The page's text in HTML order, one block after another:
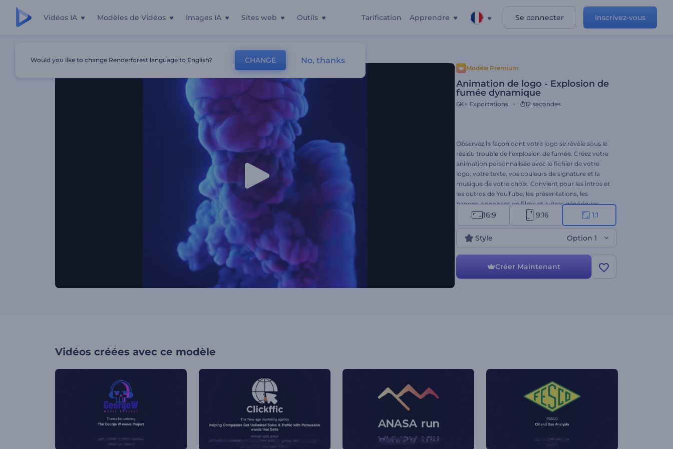
Vidéos IA Modèles de Vidéos Images IA Sites web Outils Tarification Apprendre Se connecter Inscrivez-vous
Animation De Logo - Explosion De Fumée Dynamique
Modèle Premium
Animation de logo - Explosion de
fumée dynamique
6K+ Exportations 12 secondes
Observez la façon dont votre logo se révèle sous le
résidu trouble de l'explosion de fumée. Créez votre
animation personnalisée avec le fichier de votre
logo, votre texte, vos couleurs de signature et la
musique de votre choix. Convient pour les intros et
les outros de YouTube, les présentations, les
bandes-annonces de films et autres génériques
cinématographiques. Créez une animation
enfumée de votre logo dès aujourd'hui !
16:9 9:16 1:1
Style Option 1
Créer Maintenant
Vidéos créées avec ce modèle
Would you like to change Renderforest language to English? CHANGE No, thanks